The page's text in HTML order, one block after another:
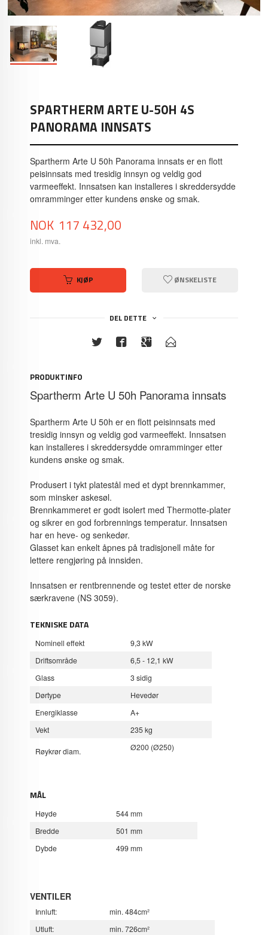
SPARTHERM ARTE U-50H 4S
PANORAMA INNSATS
Spartherm Arte U 50h Panorama innsats er en flott
peisinnsats med tresidig innsyn og veldig god
varmeeffekt. Innsatsen kan installeres i skreddersydde
omramminger etter kundens ønske og smak.
Pris
NOK 117 432,00
inkl. mva.
KJØP ØNSKELISTE
DEL DETTE
PRODUKTINFO
Spartherm Arte U 50h Panorama innsats
Spartherm Arte U 50h er en flott peisinnsats med
tresidig innsyn og veldig god varmeeffekt. Innsatsen
kan installeres i skreddersydde omramminger etter
kundens ønske og smak.
Produsert i tykt platestål med et dypt brennkammer,
som minsker askesøl.
Brennkammeret er godt isolert med Thermotte-plater
og sikrer en god forbrennings temperatur. Innsatsen
har en heve- og senkedør.
Glasset kan enkelt åpnes på tradisjonell måte for
lettere rengjøring på innsiden.
Innsatsen er rentbrennende og testet etter de norske
særkravene (NS 3059).
TEKNISKE DATA
Nominell effekt
9,3 kW
Driftsområde
6,5 - 12,1 kW
Glass
3 sidig
Dørtype
Hevedør
Energiklasse
A+
Vekt
235 kg
Røykrør diam. Ø200 (Ø250)
MÅL
Høyde
544 mm
Bredde
501 mm
Dybde
499 mm
VENTILER
Innluft:
min. 484cm²
Utluft:
min. 726cm²